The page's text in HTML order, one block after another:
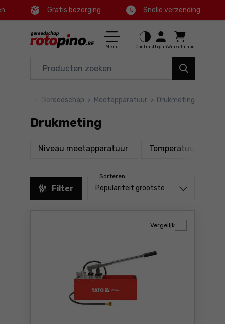
Ctrl
Hoofdmenu
Filters
Producten
Voettekst
Gratis bezorging Snelle verzending
Menu Contrast Log inWinkelmand
Huis en tuin
Aanbiedingen
Gereedschap > Meetapparatuur > Drukmeting
Drukmeting
Niveau meetapparatuur producten
Temperatuur
Filter
Sorteren
Sorteren uit
Populariteit grootste
Vergelijk